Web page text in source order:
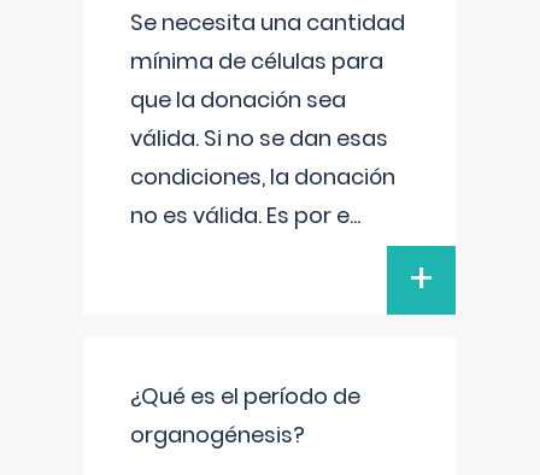
Se necesita una cantidad
mínima de células para
que la donación sea
válida. Si no se dan esas
condiciones, la donación
no es válida. Es por e...
+
¿Qué es el período de
organogénesis?